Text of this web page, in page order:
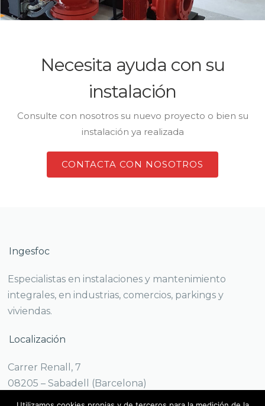
Necesita ayuda con su
instalación
Consulte con nosotros su nuevo proyecto o bien su
instalación ya realizada
CONTACTA CON NOSOTROS
Ingesfoc
Especialistas en instalaciones y mantenimiento
integrales, en industrias, comercios, parkings y
viviendas.
Localización
Carrer Renall, 7
08205 – Sabadell (Barcelona)
Telf./Fax +34 93 665 36 39